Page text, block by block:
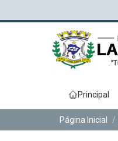
Principal
Página Inicial